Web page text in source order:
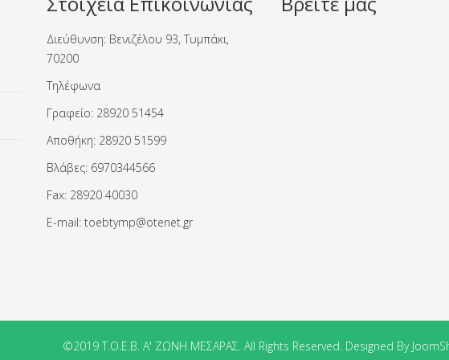
Διεύθυνση: Βενιζέλου 93, Τυμπάκι,
70200
Τηλέφωνα
Γραφείο: 28920 51454
Αποθήκη: 28920 51599
Βλάβες: 6970344566
Fax: 28920 40030
Ε-mail: toebtymp@otenet.gr
©2019 Τ.Ο.Ε.Β. Α' ΖΩΝΗ ΜΕΣΑΡΑΣ. All Rights Reserved. Designed By